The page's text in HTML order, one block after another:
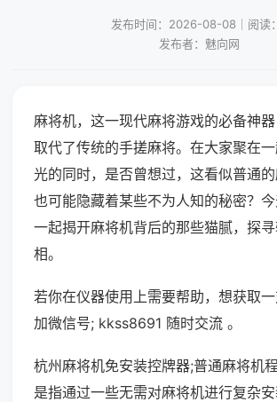
发布时间：2026-08-08｜阅读
发布者：魅向网
麻将机，这一现代麻将游戏的必备神
取代了传统的手搓麻将。在大家聚在
光的同时，是否曾想过，这看似普通
也可能隐藏着某些不为人知的秘密？
一起揭开麻将机背后的那些猫腻，探
相。
若你在仪器使用上需要帮助，想获取
加微信号; kkss8691 随时交流 。
杭州麻将机免安装控牌器;普通麻将机
是指通过一些无需对麻将机进行复杂